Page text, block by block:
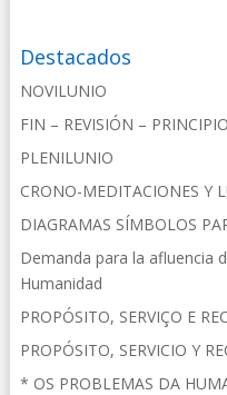
Destacados
NOVILUNIO
FIN – REVISIÓN – PRINCIPIO
PLENILUNIO
CRONO-MEDITACIONES Y
DIAGRAMAS SÍMBOLOS
Demanda para la afluencia
Humanidad
PROPÓSITO, SERVIÇO E
PROPÓSITO, SERVICIO Y
* OS PROBLEMAS DA